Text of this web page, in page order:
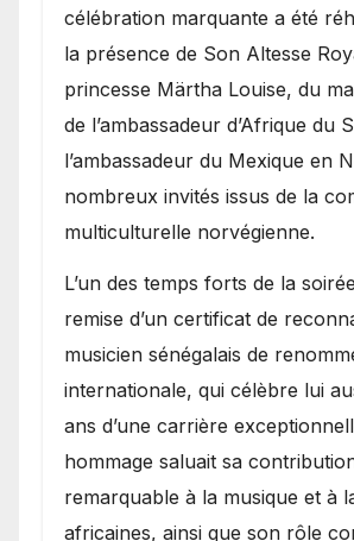
célébration marquante a été
la présence de Son Altesse
princesse Märtha Louise, du
de l’ambassadeur d’Afrique du
l’ambassadeur du Mexique en
nombreux invités issus de la
multiculturelle norvégienne.
​L’un des temps forts de la
remise d’un certificat de
musicien sénégalais de
internationale, qui célèbre lui
ans d’une carrière
hommage saluait sa
remarquable à la musique et à
africaines, ainsi que son rôle